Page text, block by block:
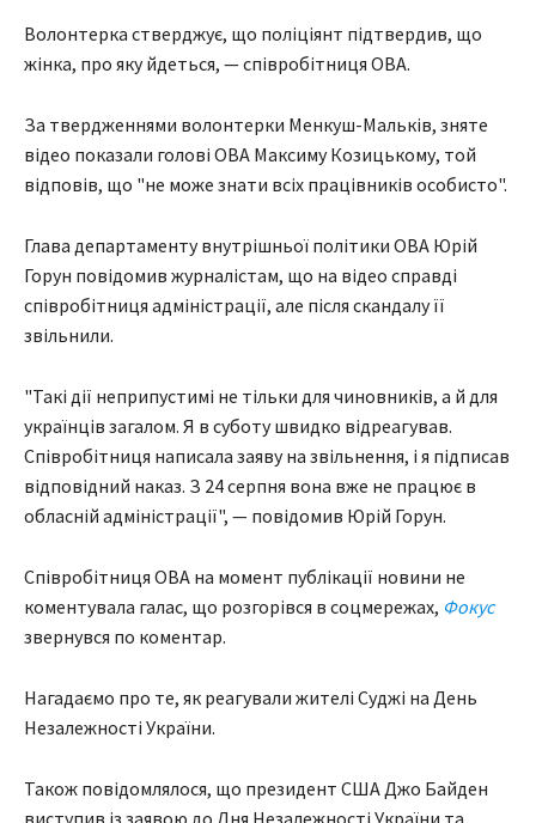
Волонтерка стверджує, що поліціянт підтвердив, що
жінка, про яку йдеться, — співробітниця ОВА.
За твердженнями волонтерки Менкуш-Мальків, зняте
відео показали голові ОВА Максиму Козицькому, той
відповів, що "не може знати всіх працівників особисто".
Глава департаменту внутрішньої політики ОВА Юрій
Горун повідомив журналістам, що на відео справді
співробітниця адміністрації, але після скандалу її
звільнили.
"Такі дії неприпустимі не тільки для чиновників, а й для
українців загалом. Я в суботу швидко відреагував.
Співробітниця написала заяву на звільнення, і я підписав
відповідний наказ. З 24 серпня вона вже не працює в
обласній адміністрації", — повідомив Юрій Горун.
Співробітниця ОВА на момент публікації новини не
коментувала галас, що розгорівся в соцмережах, Фокус
звернувся по коментар.
Нагадаємо про те, як реагували жителі Суджі на День
Незалежності України.
Також повідомлялося, що президент США Джо Байден